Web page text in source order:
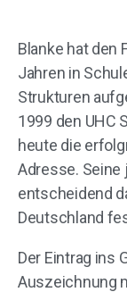
Blanke hat den
Jahren in
Strukturen
1999 den UHC
heute die
Adresse. Seine
entscheidend
Deutschland
Der Eintrag ins
Auszeichnung